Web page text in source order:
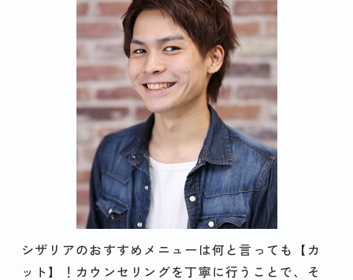
シザリアのおすすめメニューは何と言っても【カ
ット】！カウンセリングを丁寧に行うことで、そ